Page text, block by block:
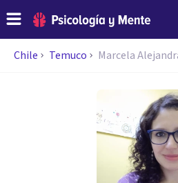
Chile Temuco Marcela